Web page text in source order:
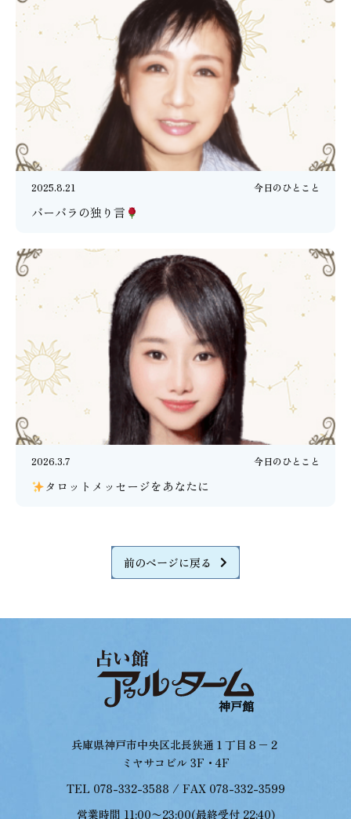
2025.8.21 今日のひとこと
バーバラの独り言
2026.3.7 今日のひとこと
タロットメッセージをあなたに
前のページに戻る
兵庫県神戸市中央区北長狭通１丁目８−２
ミヤサコビル 3F・4F
TEL 078-332-3588 / FAX 078-332-3599
営業時間 11:00〜23:00(最終受付 22:40)